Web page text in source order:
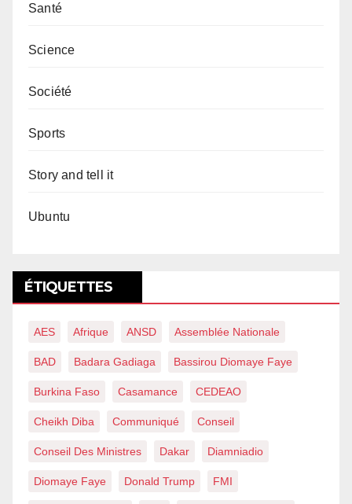
Santé
Science
Société
Sports
Story and tell it
Ubuntu
ÉTIQUETTES
AES Afrique ANSD Assemblée Nationale
BAD Badara Gadiaga Bassirou Diomaye Faye
Burkina Faso Casamance CEDEAO
Cheikh Diba Communiqué Conseil
Conseil Des Ministres Dakar Diamniadio
Diomaye Faye Donald Trump FMI